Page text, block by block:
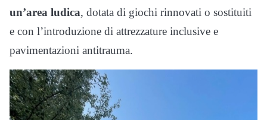
un’area ludica, dotata di giochi rinnovati o sostituiti
e con l’introduzione di attrezzature inclusive e
pavimentazioni antitrauma.